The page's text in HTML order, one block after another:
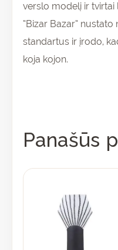
verslo modelį ir tvirtai
“Bizar Bazar”
standartus ir įrodo,
koja kojon.
Panašūs